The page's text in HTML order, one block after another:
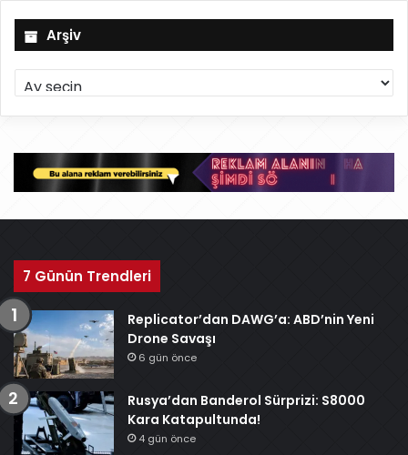
Arşiv
r
ş
v
7 Günün Trendleri
Replicator’dan DAWG’a: ABD’nin Yeni
Drone Savaşı
6 gün önce
Rusya’dan Banderol Sürprizi: S8000
Kara Katapultunda!
4 gün önce